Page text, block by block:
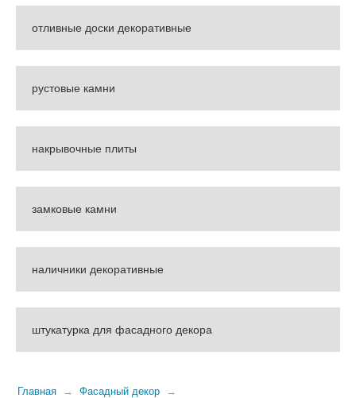
отливные доски декоративные
рустовые камни
накрывочные плиты
замковые камни
наличники декоративные
штукатурка для фасадного декора
Главная
Фасадный декор